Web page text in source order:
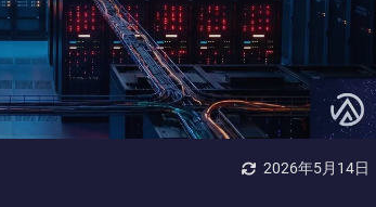
2026年5月14日